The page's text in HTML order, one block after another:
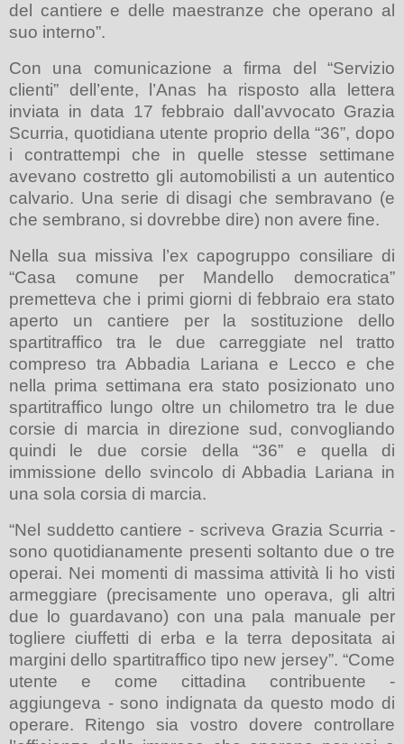
del cantiere e delle maestranze che operano al
suo interno”.
Con una comunicazione a firma del “Servizio
clienti” dell’ente, l’Anas ha risposto alla lettera
inviata in data 17 febbraio dall’avvocato Grazia
Scurria, quotidiana utente proprio della “36”, dopo
i contrattempi che in quelle stesse settimane
avevano costretto gli automobilisti a un autentico
calvario. Una serie di disagi che sembravano (e
che sembrano, si dovrebbe dire) non avere fine.
Nella sua missiva l’ex capogruppo consiliare di
“Casa comune per Mandello democratica”
premetteva che i primi giorni di febbraio era stato
aperto un cantiere per la sostituzione dello
spartitraffico tra le due carreggiate nel tratto
compreso tra Abbadia Lariana e Lecco e che
nella prima settimana era stato posizionato uno
spartitraffico lungo oltre un chilometro tra le due
corsie di marcia in direzione sud, convogliando
quindi le due corsie della “36” e quella di
immissione dello svincolo di Abbadia Lariana in
una sola corsia di marcia.
“Nel suddetto cantiere - scriveva Grazia Scurria -
sono quotidianamente presenti soltanto due o tre
operai. Nei momenti di massima attività li ho visti
armeggiare (precisamente uno operava, gli altri
due lo guardavano) con una pala manuale per
togliere ciuffetti di erba e la terra depositata ai
margini dello spartitraffico tipo new jersey”. “Come
utente e come cittadina contribuente -
aggiungeva - sono indignata da questo modo di
operare. Ritengo sia vostro dovere controllare